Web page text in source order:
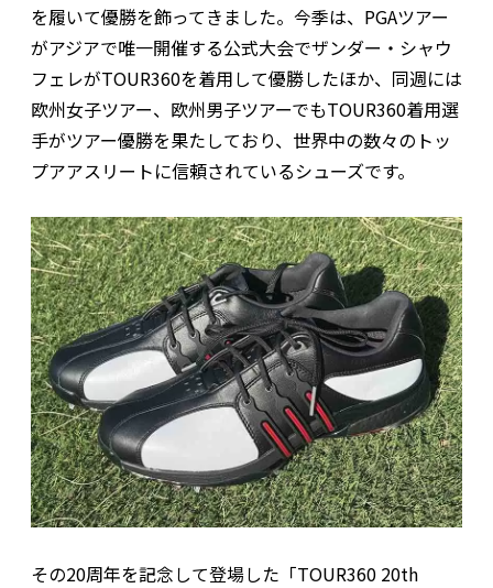
を履いて優勝を飾ってきました。今季は、PGAツアー
がアジアで唯一開催する公式大会でザンダー・シャウ
フェレがTOUR360を着用して優勝したほか、同週には
欧州女子ツアー、欧州男子ツアーでもTOUR360着用選
手がツアー優勝を果たしており、世界中の数々のトッ
プアアスリートに信頼されているシューズです。
その20周年を記念して登場した「TOUR360 20th